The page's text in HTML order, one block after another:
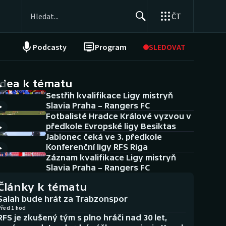
ČT
Podcasty Program SLEDOVAT
NEPŘEHLÉDNĚTE
Historické návraty
Aplikace ČT sport
AZ kvíz
k tématu
Sestřih kvalifikace Ligy mistryň
Slavia Praha – Rangers FC
Fotbalisté Hradce Králové vyzvou v
předkole Evropské ligy Besiktas
Jablonec čeká ve 3. předkole
Konferenční ligy RFS Riga
Záznam kvalifikace Ligy mistryň
Slavia Praha – Rangers FC
k tématu
bude hrát za Trabzonspor
1 hod
je zkušený tým s plno hráči nad 30 let,